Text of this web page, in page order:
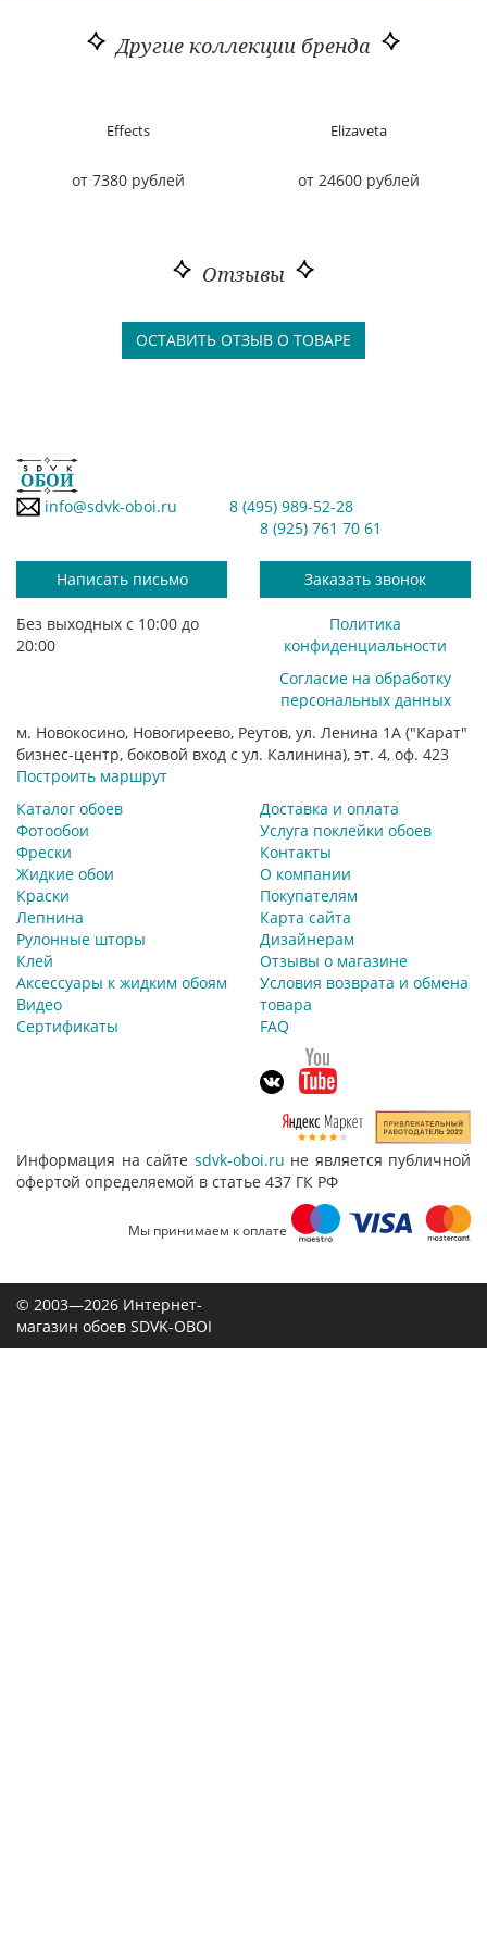
Другие коллекции бренда
Effects
от 7380 рублей
Elizaveta
от 24600 рублей
Отзывы
ОСТАВИТЬ ОТЗЫВ О ТОВАРЕ
info@sdvk-oboi.ru
8 (495) 989-52-28
8 (925) 761 70 61
Написать письмо Заказать звонок
Без выходных с 10:00 до
20:00
Политика
конфиденциальности
Согласие на обработку
персональных данных
м. Новокосино, Новогиреево, Реутов, ул. Ленина 1А ("Карат"
бизнес-центр, боковой вход с ул. Калинина), эт. 4, оф. 423
Построить маршрут
Каталог обоев
Фотообои
Фрески
Жидкие обои
Краски
Лепнина
Рулонные шторы
Клей
Аксессуары к жидким обоям
Видео
Сертификаты
Доставка и оплата
Услуга поклейки обоев
Контакты
О компании
Покупателям
Карта сайта
Дизайнерам
Отзывы о магазине
Условия возврата и обмена
товара
FAQ
Информация на сайте sdvk-oboi.ru не является публичной
офертой определяемой в статье 437 ГК РФ
Мы принимаем к оплате
© 2003—2026 Интернет-
магазин обоев SDVK-OBOI